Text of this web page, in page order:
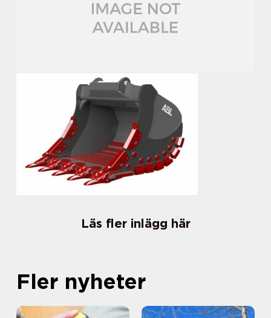
Läs fler inlägg här
Fler nyheter